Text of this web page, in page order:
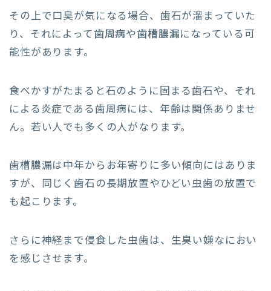
その上で口臭が気になる場合、歯石が溜まっていた
り、それによって歯周病や歯槽膿漏になっている可
能性があります。
食べかすがたまると石のように固まる歯石や、それ
による炎症である歯周病には、年齢は関係ありませ
ん。若い人でも多くの人がなります。
歯槽膿漏は中年からお年寄りに多い傾向にはありま
すが、同じく歯石の長期放置やひどい虫歯の放置で
も起こります。
さらに神経まで侵食した虫歯は、生臭い嫌なにおい
を感じさせます。